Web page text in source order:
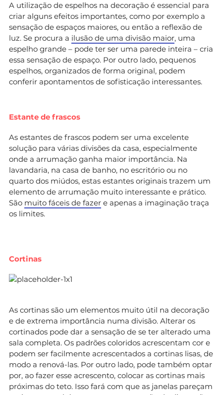
A utilização de espelhos na decoração é essencial para
criar alguns efeitos importantes, como por exemplo a
sensação de espaços maiores, ou então a reflexão de
luz. Se procura a ilusão de uma divisão maior, uma
espelho grande – pode ter ser uma parede inteira – cria
essa sensação de espaço. Por outro lado, pequenos
espelhos, organizados de forma original, podem
conferir apontamentos de sofisticação interessantes.
Estante de frascos
As estantes de frascos podem ser uma excelente
solução para várias divisões da casa, especialmente
onde a arrumação ganha maior importância. Na
lavandaria, na casa de banho, no escritório ou no
quarto dos miúdos, estas estantes originais trazem um
elemento de arrumação muito interessante e prático.
São muito fáceis de fazer e apenas a imaginação traça
os limites.
Cortinas
As cortinas são um elementos muito útil na decoração
e de extrema importância numa divisão. Alterar os
cortinados pode dar a sensação de se ter alterado uma
sala completa. Os padrões coloridos acrescentam cor e
podem ser facilmente acrescentados a cortinas lisas, de
modo a renová-las. Por outro lado, pode também optar
por, ao fazer esse acrescento, colocar as cortinas mais
próximas do teto. Isso fará com que as janelas pareçam